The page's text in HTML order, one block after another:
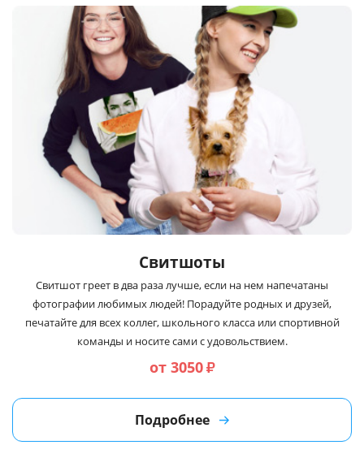
Свитшоты
Свитшот греет в два раза лучше, если на нем напечатаны
фотографии любимых людей! Порадуйте родных и друзей,
печатайте для всех коллег, школьного класса или спортивной
команды и носите сами с удовольствием.
от 3050₽
Подробнее